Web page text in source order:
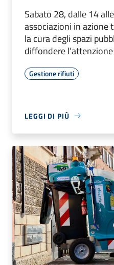
Sabato 28, dalle 14
associazioni in azione
la cura degli spazi
diffondere
Gestione rifiuti
LEGGI DI PIÙ